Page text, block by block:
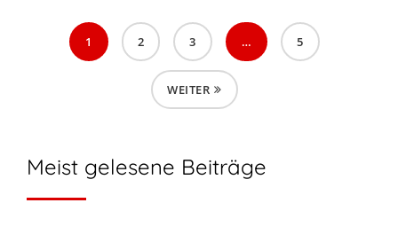
1 2 3 … 5
WEITER
Meist gelesene Beiträge